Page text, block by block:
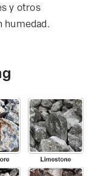
y otros
humedad.